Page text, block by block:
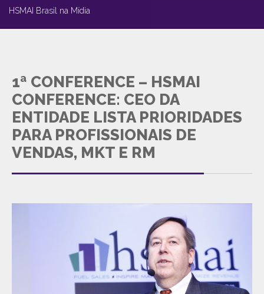
HSMAI Brasil na Mídia
1ª CONFERENCE – HSMAI
CONFERENCE: CEO DA
ENTIDADE LISTA PRIORIDADES
PARA PROFISSIONAIS DE
VENDAS, MKT E RM